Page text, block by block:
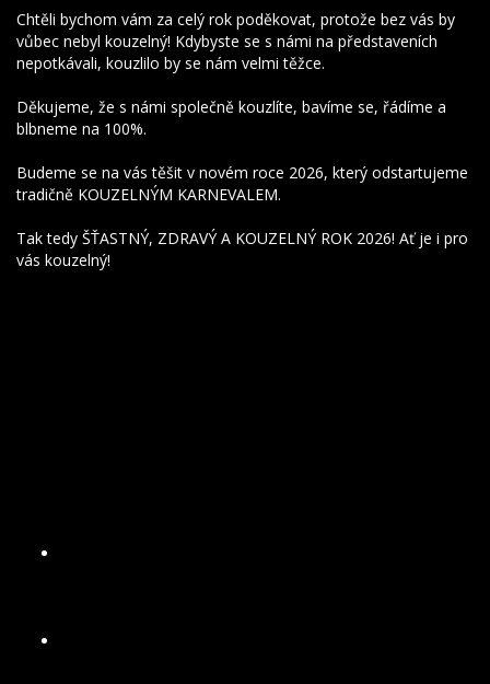
Chtěli bychom vám za celý rok poděkovat, protože bez vás by
vůbec nebyl kouzelný! Kdybyste se s námi na představeních
nepotkávali, kouzlilo by se nám velmi těžce.
Děkujeme, že s námi společně kouzlíte, bavíme se, řádíme a
blbneme na 100%.
Budeme se na vás těšit v novém roce 2026, který odstartujeme
tradičně KOUZELNÝM KARNEVALEM.
Tak tedy ŠŤASTNÝ, ZDRAVÝ A KOUZELNÝ ROK 2026! Ať je i pro
vás kouzelný!